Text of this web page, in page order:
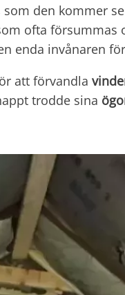
den kommer
ofta försummas
enda invånaren
att förvandla
trodde sina